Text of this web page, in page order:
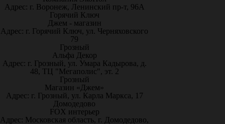
Адрес: г. Воронеж, Ленинский пр-т, 96А
Горячий Ключ
Джем - магазин
Адрес: г. Горячий Ключ, ул. Черняховского
79
Грозный
Альфа Декор
Адрес: г. Грозный, ул. Умара Кадырова, д.
48, ТЦ "Мегаполис", эт. 2
Грозный
Магазин «Джем»
Адрес: г. Грозный, ул. Карла Маркса, 17
Домодедово
FOX интерьер
Адрес: Московская область, г. Домодедово,